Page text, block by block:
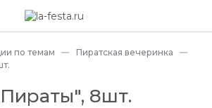
по темам
Пиратская вечеринка
8шт.